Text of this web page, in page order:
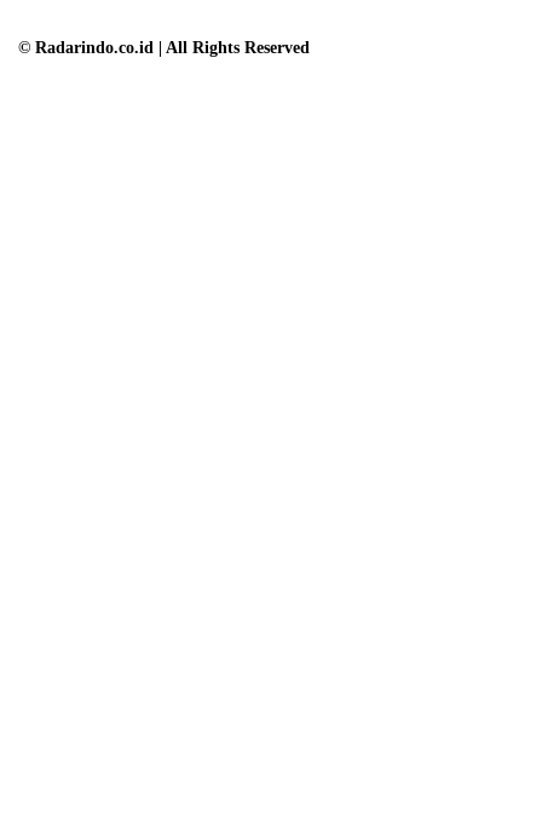
© Radarindo.co.id | All Rights Reserved